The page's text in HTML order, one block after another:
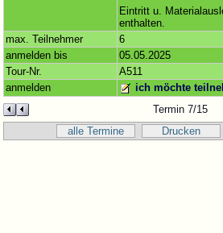
Eintritt u.
enthalten.
max. Teilnehmer
6
anmelden bis
05.05.2025
Tour-Nr.
A511
anmelden
ich möchte
Termin 7/15
alle Termine
Drucken